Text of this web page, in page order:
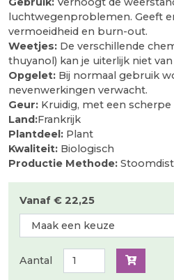
luchtwegenproblemen. Geeft
vermoeidheid en burn-out.
Weetjes: De verschillende
thuyanol) kan je uiterlijk niet
Opgelet: Bij normaal gebruik
nevenwerkingen verwacht.
Geur: Kruidig, met een
Land:Frankrijk
Plantdeel: Plant
Kwaliteit: Biologisch
Productie Methode:
Vanaf € 22,25
Aantal